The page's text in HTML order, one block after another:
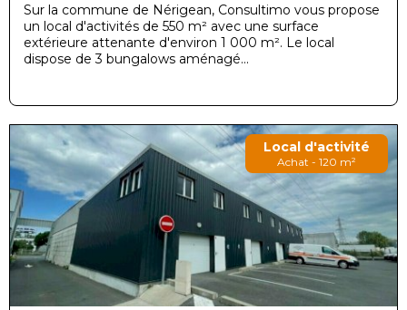
Sur la commune de Nérigean, Consultimo vous propose
un local d'activités de 550 m² avec une surface
extérieure attenante d'environ 1 000 m². Le local
dispose de 3 bungalows aménagé...
Local d'activité
Achat - 120 m²